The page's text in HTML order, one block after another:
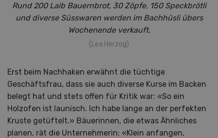
Rund 200 Laib Bauernbrot, 30 Zöpfe, 150 Speckbrötli
und diverse Süsswaren werden im Bachhüsli übers
Wochenende verkauft.
(Lea Herzog)
Erst beim Nachhaken erwähnt die tüchtige
Geschäftsfrau, dass sie auch diverse Kurse im Backen
belegt hat und stets offen für Kritik war: «So ein
Holzofen ist launisch. Ich habe lange an der perfekten
Kruste getüftelt.» Bäuerinnen, die etwas Ähnliches
planen, rät die Unternehmerin: «Klein anfangen,